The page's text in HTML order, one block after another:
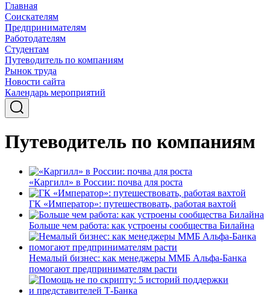
Главная
Соискателям
Предпринимателям
Работодателям
Студентам
Путеводитель по компаниям
Рынок труда
Новости сайта
Календарь мероприятий
Путеводитель по компаниям
«Каргилл» в России: почва для роста
ГК «Император»: путешествовать, работая вахтой
Больше чем работа: как устроены сообщества Билайна
Немалый бизнес: как менеджеры ММБ Альфа-Банка
помогают предпринимателям расти